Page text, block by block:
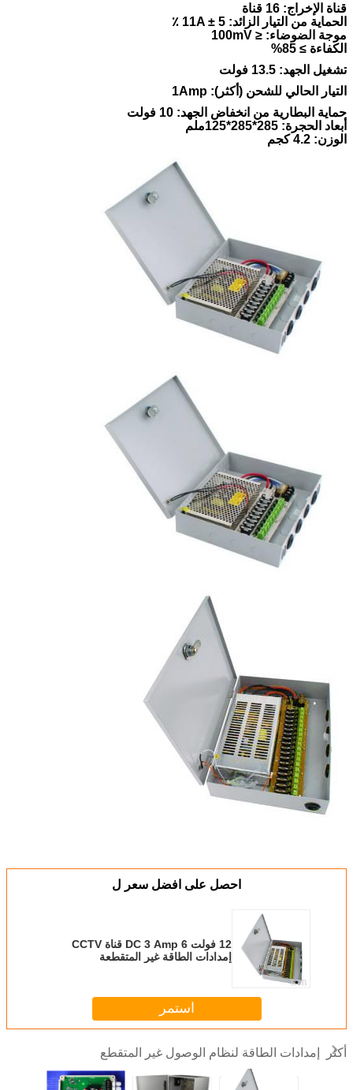
قناة الإخراج: 16 قناة
الحماية من التيار الزائد: 11A ± 5 ٪
موجة الضوضاء: ≤ 100mV
الكفاءة ≥ 85%
تشغيل الجهد: 13.5 فولت
التيار الحالي للشحن (أكثر): 1Amp
حماية البطارية من انخفاض الجهد: 10 فولت
أبعاد الحجرة: 285*285*125ملم
الوزن: 4.2 كجم
احصل على افضل سعر ل
12 فولت DC 3 Amp 6 قناة CCTV
إمدادات الطاقة غير المتقطعة
استمر
أكثر إمدادات الطاقة لنظام الوصول غير المتقطع